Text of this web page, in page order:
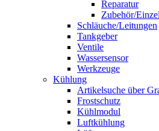
Reparatur
Zubehör/
Schläuche/Leitungen
Tankgeber
Ventile
Wassersensor
Werkzeuge
Kühlung
Artikelsuche über
Frostschutz
Kühlmodul
Luftkühlung